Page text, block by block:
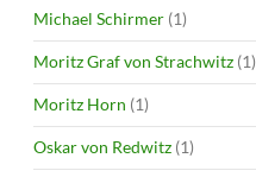
Michael Schirmer (1)
Moritz Graf von Strachwitz (1)
Moritz Horn (1)
Oskar von Redwitz (1)